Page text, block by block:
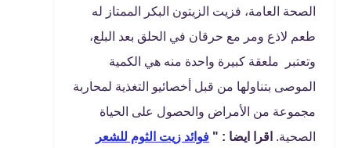
الصحة العامة، فزيت الزيتون البكر الممتاز له
طعم لاذع ومر مع حرقان في الحلق بعد البلع،
وتعتبر ملعقة كبيرة واحدة منه هي الكمية
الموصى بتناولها من قبل أخصائيو التغذية لمحاربة
مجموعة من الأمراض والحصول على الحياة
الصحية. اقرا ايضا : " فوائد زيت الثوم للشعر